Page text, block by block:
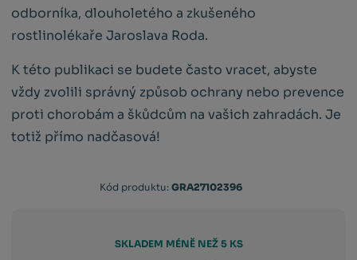
odborníka, dlouholetého a zkušeného
rostlinolékaře Jaroslava Roda.
K této publikaci se budete často vracet, abyste
vždy zvolili správný způsob ochrany nebo prevence
proti chorobám a škůdcům na vašich zahradách. Je
totiž přímo nadčasová!
Kód produktu: GRA27102396
SKLADEM MÉNĚ NEŽ 5 KS